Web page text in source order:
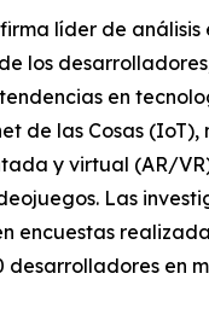
líder de
los
en
de las Cosas (IoT),
y virtual (AR/
Las
encuestas
desarrolladores en